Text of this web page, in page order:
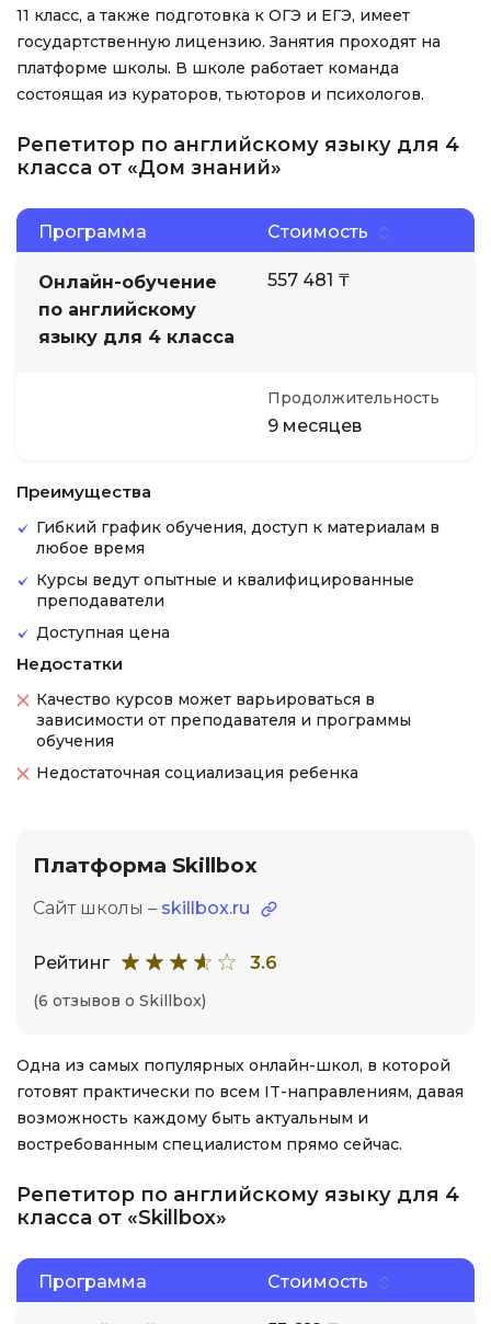
11 класс, а также подготовка к ОГЭ и ЕГЭ, имеет
государтственную лицензию. Занятия проходят на
платформе школы. В школе работает команда
состоящая из кураторов, тьюторов и психологов.
Репетитор по английскому языку для 4
класса от «Дом знаний»
Программа Стоимость
Онлайн-обучение
по английскому
языку для 4 класса
557 481 ₸
Продолжительность
9 месяцев
Преимущества
Гибкий график обучения, доступ к материалам в
любое время
Курсы ведут опытные и квалифицированные
преподаватели
Доступная цена
Недостатки
Качество курсов может варьироваться в
зависимости от преподавателя и программы
обучения
Недостаточная социализация ребенка
Платформа Skillbox
Сайт школы – skillbox.ru
Рейтинг 3.6
(6 отзывов о Skillbox)
Одна из самых популярных онлайн-школ, в которой
готовят практически по всем IT-направлениям, давая
возможность каждому быть актуальным и
востребованным специалистом прямо сейчас.
Репетитор по английскому языку для 4
класса от «Skillbox»
Программа Стоимость